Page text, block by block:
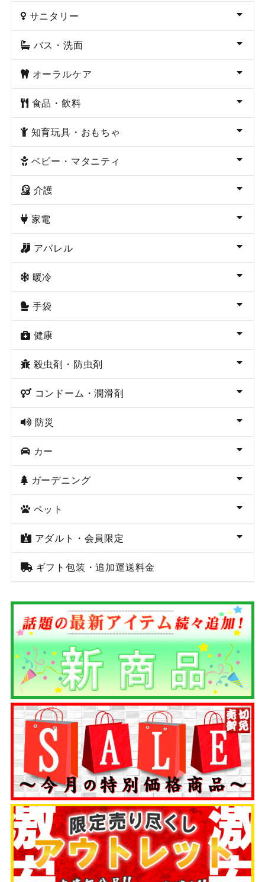
サニタリー
バス・洗面
オーラルケア
食品・飲料
知育玩具・おもちゃ
ベビー・マタニティ
介護
家電
アパレル
暖冷
手袋
健康
殺虫剤・防虫剤
コンドーム・潤滑剤
防災
カー
ガーデニング
ペット
アダルト・会員限定
ギフト包装・追加運送料金